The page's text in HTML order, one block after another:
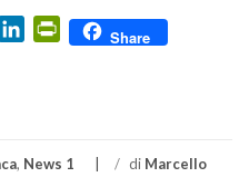
WhatsApp
LinkedInPrintFriendly
Share
, News 1 / di Marcello